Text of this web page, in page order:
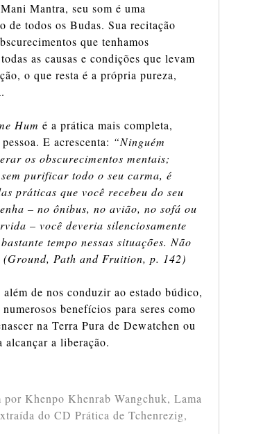
Mantra, seu som é uma
de todos os Budas. Sua recitação
que tenhamos
as causas e condições que levam
o que resta é a própria pureza,
Hum é a prática mais completa,
E acrescenta: “Ninguém
os obscurecimentos mentais;
purificar todo o seu carma, é
práticas que você recebeu do seu
– no ônibus, no avião, no sofá ou
– você deveria silenciosamente
tempo nessas situações. Não
(Ground, Path and Fruition, p. 142)
de nos conduzir ao estado búdico,
benefícios para seres como
na Terra Pura de Dewatchen ou
alcançar a liberação.
Khenpo Khenrab Wangchuk, Lama
do CD Prática de Tchenrezig,